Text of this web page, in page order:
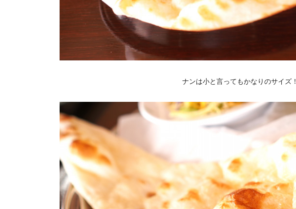
ナンは小と言ってもかなりのサイズ！